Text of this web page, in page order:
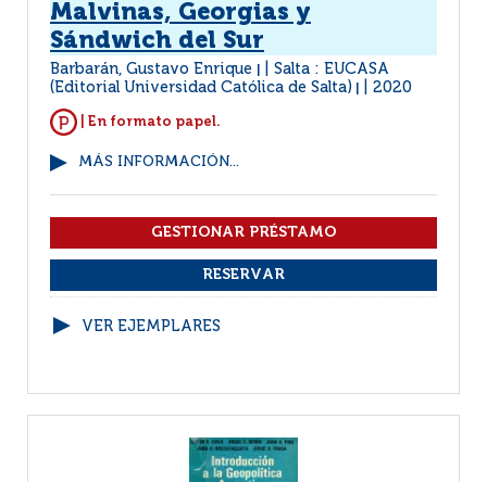
Malvinas, Georgias y
Sándwich del Sur
Barbarán, Gustavo Enrique
Salta : EUCASA
(Editorial Universidad Católica de Salta)
2020
| En formato papel.
MÁS INFORMACIÓN...
VER EJEMPLARES